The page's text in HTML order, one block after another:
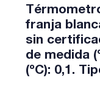
franja
sin
de medida
(ºC): 0,1.